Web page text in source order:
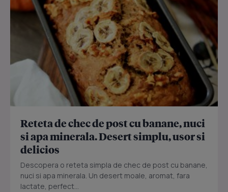
Reteta de chec de post cu banane, nuci
si apa minerala. Desert simplu, usor si
delicios
Descopera o reteta simpla de chec de post cu banane,
nuci si apa minerala. Un desert moale, aromat, fara
lactate, perfect...